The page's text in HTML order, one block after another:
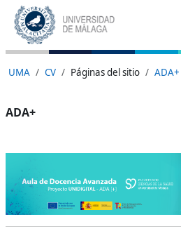
Saltar al contenido principal
UMA CV Páginas del sitio ADA+
ADA+